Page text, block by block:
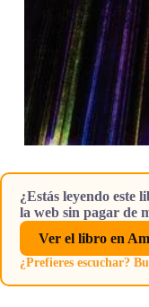
¿Estás leyendo este
la web sin pagar de
Ver el libro en
¿Prefieres escuchar?